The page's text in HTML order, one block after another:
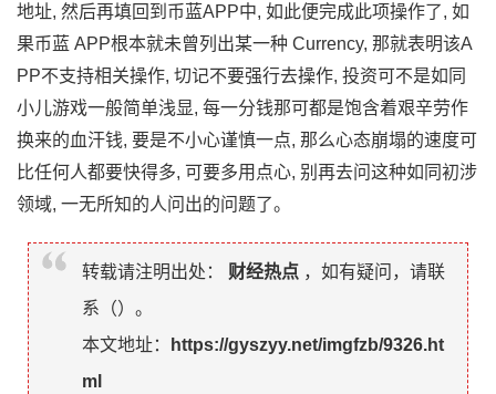
地址, 然后再填回到币蓝APP中, 如此便完成此项操作了, 如
果币蓝 APP根本就未曾列出某一种 Currency, 那就表明该A
PP不支持相关操作, 切记不要强行去操作, 投资可不是如同
小儿游戏一般简单浅显, 每一分钱那可都是饱含着艰辛劳作
换来的血汗钱, 要是不小心谨慎一点, 那么心态崩塌的速度可
比任何人都要快得多, 可要多用点心, 别再去问这种如同初涉
领域, 一无所知的人问出的问题了。
转载请注明出处： 财经热点 ，如有疑问，请联
系（）。
本文地址：
https://gyszyy.net/imgfzb/9326.ht
ml